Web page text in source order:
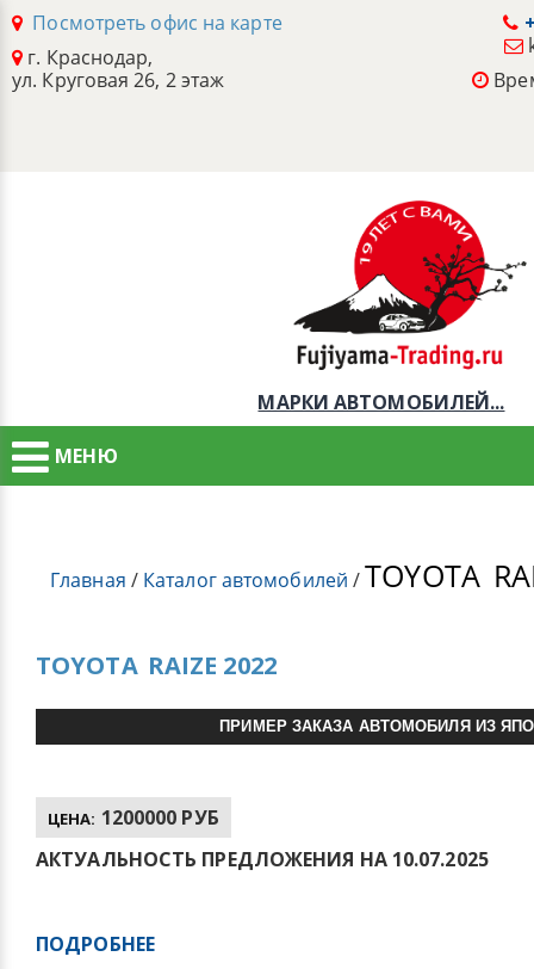
Посмотреть офис на карте
г. Краснодар,
ул. Круговая 26, 2 этаж
МАРКИ АВТОМОБИЛЕЙ...
МЕНЮ
Главная / Каталог автомобилей /TOYOTA
TOYOTA RAIZE 2022
ПРИМЕР ЗАКАЗА АВТОМОБИЛЯ ИЗ
ЦЕНА: 1200000 РУБ
АКТУАЛЬНОСТЬ ПРЕДЛОЖЕНИЯ НА 10.07.2025
ПОДРОБНЕЕ